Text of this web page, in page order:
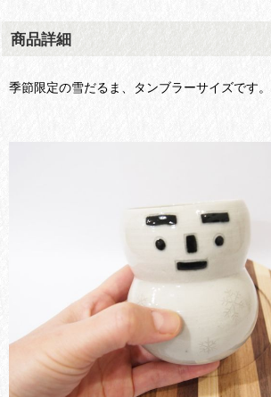
商品詳細
季節限定の雪だるま、タンブラーサイズです。